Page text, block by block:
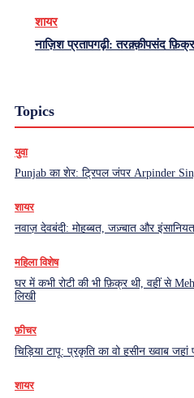
शायर
नाज़िश प्रतापगढ़ी: तरक़्क़ीपसंद
Topics
युवा
Punjab का शेर: ट्रिपल जंपर Arpinder
शायर
नवाज़ देवबंदी: मोहब्बत, जज़्बात और
महिला विशेष
घर में कभी रोटी की भी फ़िक्र थी, वहीं से
लिखी
फ़ीचर
चिड़िया टापू: प्रकृति का वो हसीन ख्वाब
शायर